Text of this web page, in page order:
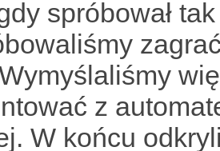
spróbował
z
W końcu